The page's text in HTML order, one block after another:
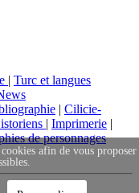
| Turc et langues
| Cilicie-
| Imprimerie |
de personnages
afin de vous proposer